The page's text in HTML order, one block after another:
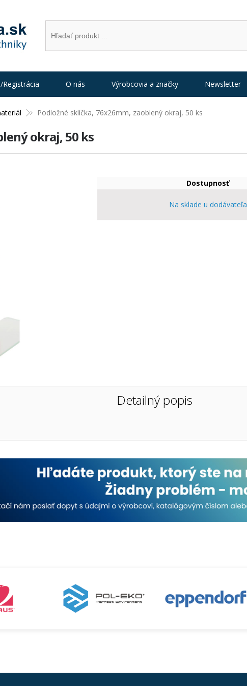
Podložné sklíčka, 76x26mm, zaoblený okraj, 50 ks
okraj, 50 ks
Dostupnosť
Na sklade u dodávateľa
Detailný popis
Registrácia O nás Výrobcovia a značky Newsletter